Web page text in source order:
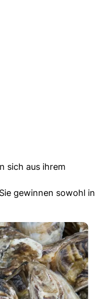
sich aus ihrem
gewinnen sowohl in